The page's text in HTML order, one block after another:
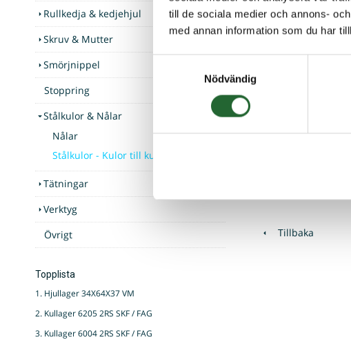
till de sociala medier och annons-
med annan information som du har
Nödvändig
Rullkedja & kedjehjul
Skruv & Mutter
Smörjnippel
Stoppring
Stålkulor & Nålar
Nålar
Stålkulor - Kulor till kullager
Tätningar
Verktyg
Övrigt
Topplista
1. Hjullager 34X64X37 VM
2. Kullager 6205 2RS SKF / FAG
3. Kullager 6004 2RS SKF / FAG
20,00 :-
Tillbaka